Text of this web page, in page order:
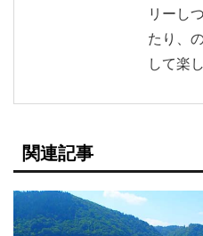
リーし
たり、
して楽
関連記事